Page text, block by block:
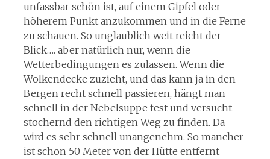
unfassbar schön ist, auf einem Gipfel oder
höherem Punkt anzukommen und in die Ferne
zu schauen. So unglaublich weit reicht der
Blick…. aber natürlich nur, wenn die
Wetterbedingungen es zulassen. Wenn die
Wolkendecke zuzieht, und das kann ja in den
Bergen recht schnell passieren, hängt man
schnell in der Nebelsuppe fest und versucht
stochernd den richtigen Weg zu finden. Da
wird es sehr schnell unangenehm. So mancher
ist schon 50 Meter von der Hütte entfernt